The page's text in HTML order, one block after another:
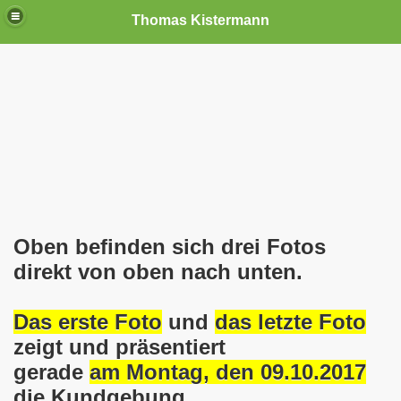
Thomas Kistermann
Oben befinden sich drei Fotos
direkt von oben nach unten.
Das erste Foto und das letzte Foto
zeigt und präsentiert
gerade am Montag, den 09.10.2017
jeweils am 01.09.1991 (21 Jahre jung ) und am
Gelsenkirchen-Buer mit der Sachkundeprüfung nach §
Bewegung steht mit voller Solidarität hinter Thomas